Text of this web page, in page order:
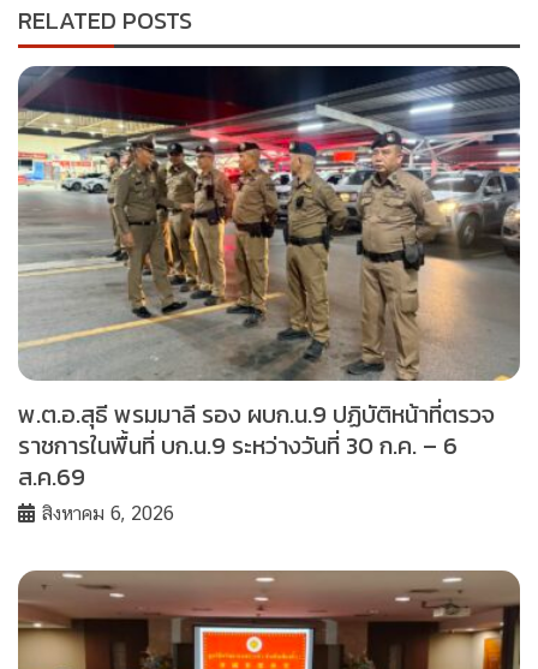
RELATED POSTS
พ.ต.อ.สุธี พรมมาลี รอง ผบก.น.9 ปฏิบัติหน้าที่ตรวจ
ราชการในพื้นที่ บก.น.9 ระหว่างวันที่ 30 ก.ค. – 6
ส.ค.69
สิงหาคม 6, 2026